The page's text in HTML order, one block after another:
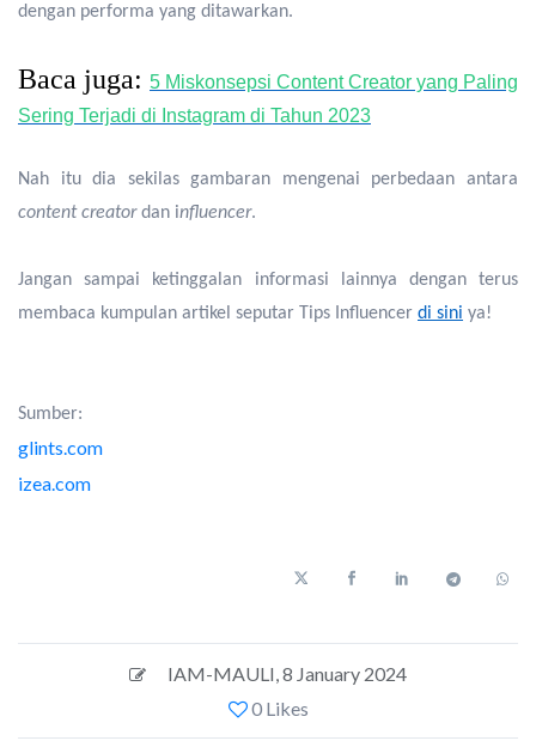
dengan performa yang ditawarkan.
Baca juga: 5 Miskonsepsi Content Creator yang Paling
Sering Terjadi di Instagram di Tahun 2023
Nah itu dia sekilas gambaran mengenai perbedaan antara
content creatordan influencer.
Jangan sampai ketinggalan informasi lainnya dengan terus
membaca kumpulan artikel seputar Tips Influencer di sini ya!
Sumber:
glints.com
izea.com
IAM-MAULI 8 January 2024
0 Likes